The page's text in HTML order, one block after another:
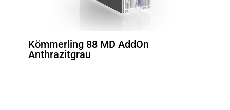
Kömmerling 88 MD AddOn
Anthrazitgrau